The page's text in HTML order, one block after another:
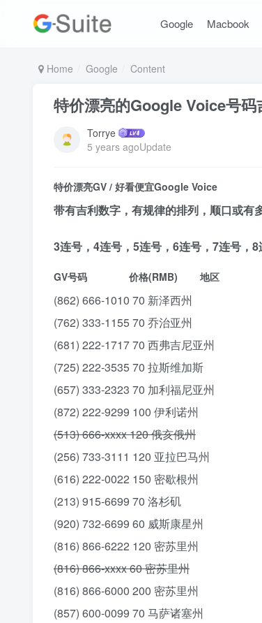
Google Macbook
Home Google Content
特价漂亮的Google Voice号码
Torrye
5 years agoUpdate
特价漂亮GV / 好看便宜Google Voice
带有吉利数字，有规律的排列，顺口或
3连号，4连号，5连号，6连号，7连号
GV号码 价格(RMB) 地区
(862) 666-1010‬ 70 新泽西州
(762) 333-1155 70 乔治亚州
(681) 222-1717‬ 70 西弗吉尼亚州
(725) 222-3535‬ 70 拉斯维加斯
(657) 333-2323‬ 70 加利福尼亚州
‪(872) 222-9299‬ 100 伊利诺州
(513) 666-xxxx 120 俄亥俄州
(256) 733-3111‬ 120 亚拉巴马州
(616) 222-0022‬ 150 密歇根州
(213) 915-6699 70 洛杉矶
(920) 732-6699 60 威斯康星州
(816) 866-6222‬ 120 密苏里州
‪(816) 866-xxxx 60 密苏里州
‪(816) 866-6000‬ 200 密苏里州
(857) 600-0099 70 马萨诸塞州